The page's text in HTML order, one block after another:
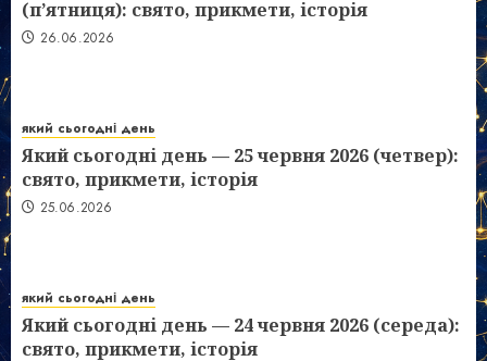
(п’ятниця): свято, прикмети, історія
26.06.2026
який сьогодні день
Який сьогодні день — 25 червня 2026 (четвер):
свято, прикмети, історія
25.06.2026
який сьогодні день
Який сьогодні день — 24 червня 2026 (середа):
свято, прикмети, історія